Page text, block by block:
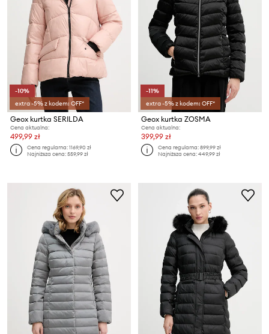
-10%
extra -5% z kodem: OFF*
Geox kurtka SERILDA
Cena aktualna:
499,99 zł
Cena regularna:1169,90 zł
Najniższa cena:559,99 zł
-11%
extra -5% z kodem: OFF*
Geox kurtka ZOSMA
Cena aktualna:
399,99 zł
Cena regularna:899,99 zł
Najniższa cena:449,99 zł